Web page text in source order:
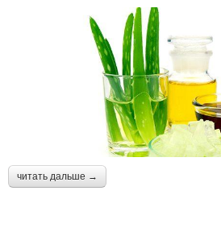
читать дальше →